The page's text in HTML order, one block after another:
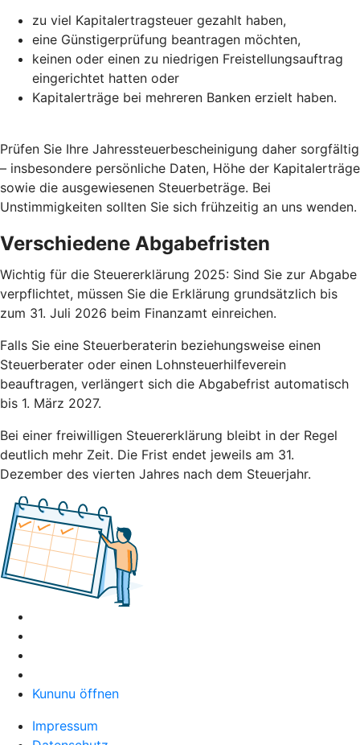
zu viel Kapitalertragsteuer gezahlt haben,
eine Günstigerprüfung beantragen möchten,
keinen oder einen zu niedrigen Freistellungsauftrag
eingerichtet hatten oder
Kapitalerträge bei mehreren Banken erzielt haben.
Prüfen Sie Ihre Jahressteuerbescheinigung daher sorgfältig
– insbesondere persönliche Daten, Höhe der Kapitalerträge
sowie die ausgewiesenen Steuerbeträge. Bei
Unstimmigkeiten sollten Sie sich frühzeitig an uns wenden.
Verschiedene Abgabefristen
Wichtig für die Steuererklärung 2025: Sind Sie zur Abgabe
verpflichtet, müssen Sie die Erklärung grundsätzlich bis
zum 31. Juli 2026 beim Finanzamt einreichen.
Falls Sie eine Steuerberaterin beziehungsweise einen
Steuerberater oder einen Lohnsteuerhilfeverein
beauftragen, verlängert sich die Abgabefrist automatisch
bis 1. März 2027.
Bei einer freiwilligen Steuererklärung bleibt in der Regel
deutlich mehr Zeit. Die Frist endet jeweils am 31.
Dezember des vierten Jahres nach dem Steuerjahr.
Kununu öffnen
Impressum